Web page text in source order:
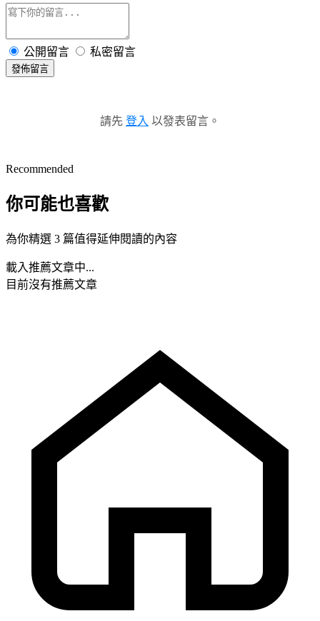
公開留言 私密留言
發佈留言
請先 登入 以發表留言。
Recommended
你可能也喜歡
為你精選 3 篇值得延伸閱讀的內容
載入推薦文章中...
目前沒有推薦文章